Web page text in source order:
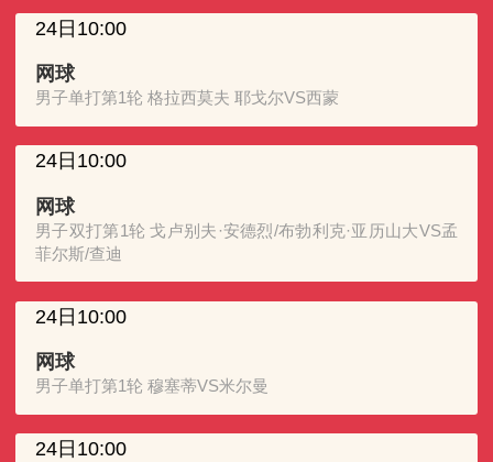
24日10:00
网球
男子单打第1轮 格拉西莫夫 耶戈尔VS西蒙
24日10:00
网球
男子双打第1轮 戈卢别夫·安德烈/布勃利克·亚历山大VS孟
菲尔斯/查迪
24日10:00
网球
男子单打第1轮 穆塞蒂VS米尔曼
24日10:00